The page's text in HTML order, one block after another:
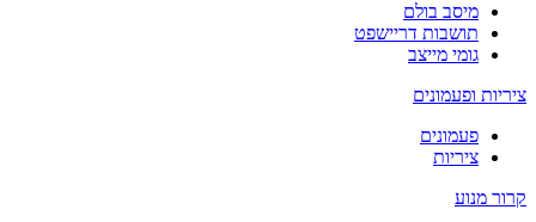
מיסב בולם
תושבות דריישפט
גומי מייצב
ציריות ופעמונים
פעמונים
ציריות
קרור מנוע